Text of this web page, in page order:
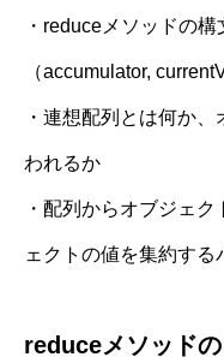
・reduceメソッドの
（accumulator,
・連想配列とは何か
われるか
・配列からオブジェ
ェクトの値を集約する
reduceメソッド